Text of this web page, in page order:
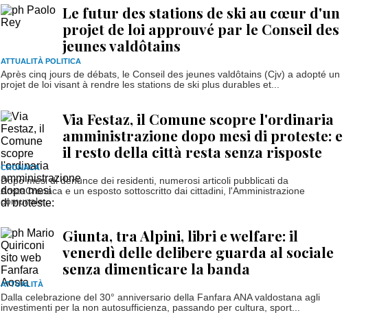
Le futur des stations de ski au cœur d'un
projet de loi approuvé par le Conseil des
jeunes valdôtains
ATTUALITÀ POLITICA
Après cinq jours de débats, le Conseil des jeunes valdôtains (Cjv) a adopté un
projet de loi visant à rendre les stations de ski plus durables et...
Via Festaz, il Comune scopre l'ordinaria
amministrazione dopo mesi di proteste: e
il resto della città resta senza risposte
CRONACA
Dopo mesi di denunce dei residenti, numerosi articoli pubblicati da
AostaCronaca e un esposto sottoscritto dai cittadini, l'Amministrazione
comunale...
Giunta, tra Alpini, libri e welfare: il
venerdì delle delibere guarda al sociale
senza dimenticare la banda
ATTUALITÀ
Dalla celebrazione del 30° anniversario della Fanfara ANA valdostana agli
investimenti per la non autosufficienza, passando per cultura, sport...